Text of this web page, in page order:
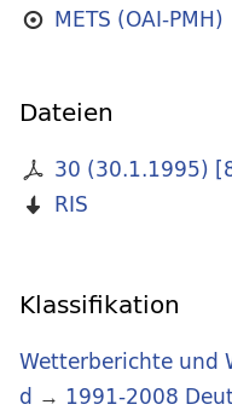
METS (OAI-PMH)
Dateien
30 (30.1.1995) [
RIS
Klassifikation
Wetterberichte und
d → 1991-2008